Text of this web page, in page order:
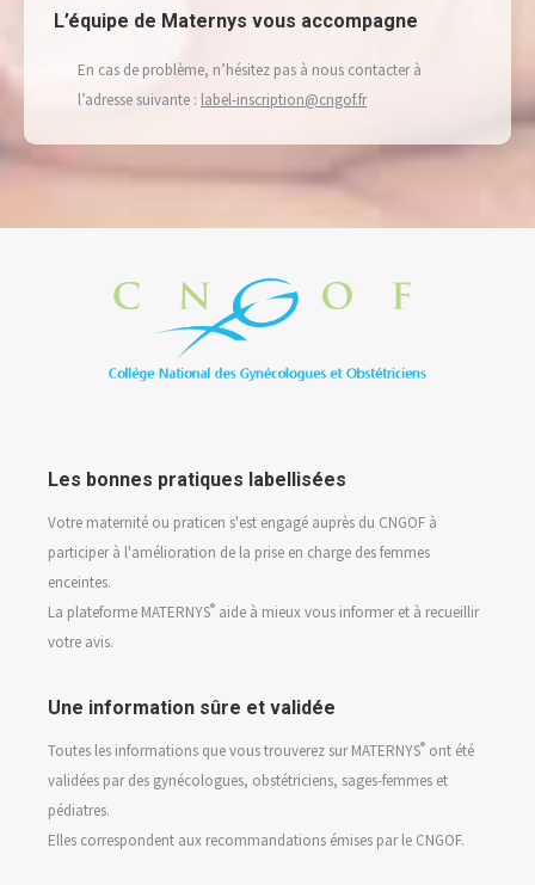
L’équipe de Maternys vous accompagne
En cas de problème, n’hésitez pas à nous contacter à
l’adresse suivante : label-inscription@cngof.fr
Les bonnes pratiques labellisées
Votre maternité ou praticen s'est engagé auprès du CNGOF à
participer à l'amélioration de la prise en charge des femmes
enceintes.
La plateforme MATERNYS® aide à mieux vous informer et à recueillir
votre avis.
Une information sûre et validée
Toutes les informations que vous trouverez sur MATERNYS® ont été
validées par des gynécologues, obstétriciens, sages-femmes et
pédiatres.
Elles correspondent aux recommandations émises par le CNGOF.